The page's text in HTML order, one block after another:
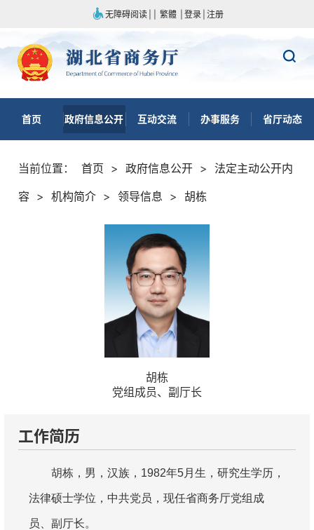
无障碍阅读 繁體 登录 注册
首页 政府信息公开 互动交流 办事服务 省厅动态
当前位置： 首页 > 政府信息公开 >
法定主动公开内
容 > 机构简介 > 领导信息 > 胡栋
胡栋
党组成员、副厅长
工作简历
胡栋，男，汉族，1982年5月生，研究生学历，
法律硕士学位，中共党员，现任省商务厅党组成
员、副厅长。